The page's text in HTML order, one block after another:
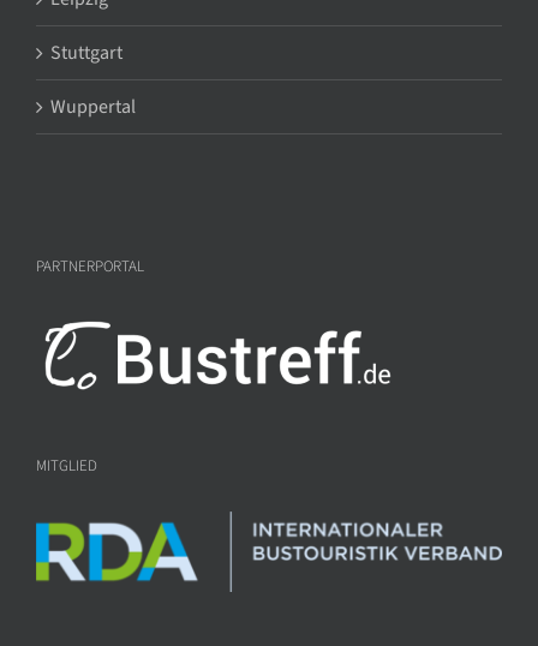
Stuttgart
Wuppertal
PARTNERPORTAL
MITGLIED